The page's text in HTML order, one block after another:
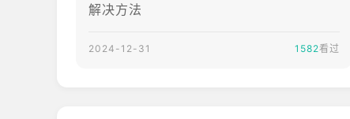
解决方法
2024-12-31 1582看过